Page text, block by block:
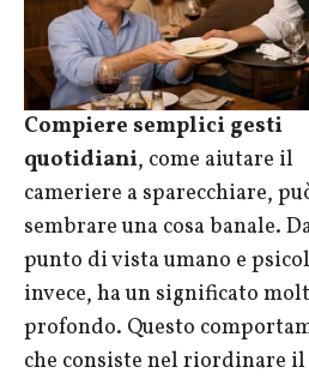
Compiere semplici gesti
quotidiani, come aiutare il
cameriere a sparecchiare,
sembrare una cosa banale.
punto di vista umano e
invece, ha un significato
profondo. Questo
che consiste nel riordinare